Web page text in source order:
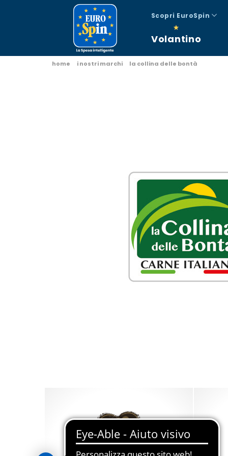
Scopri EuroSpin
Volantino
home i nostri marchi la collina delle bontà